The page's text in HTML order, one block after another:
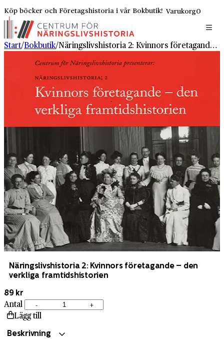
Köp böcker och Företagshistoria i vår Bokbutik! Varukorg0
Start/Bokbutik/ Näringslivshistoria 2: Kvinnors företagande – den verkliga framtidshistorien
Näringslivshistoria 2: Kvinnors företagande – den
verkliga framtidshistorien
89 kr
Antal -
Näringslivshistoria
2:
Kvinnors
+
Lägg till
Beskrivning